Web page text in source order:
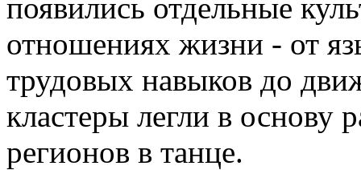
появились отдельные
отношениях жизни - от
трудовых навыков до
кластеры легли в основу
регионов в танце.